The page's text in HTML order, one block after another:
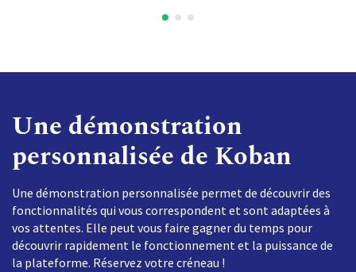
Une démonstration
personnalisée de Koban
Une démonstration personnalisée permet de découvrir des
fonctionnalités qui vous correspondent et sont adaptées à
vos attentes. Elle peut vous faire gagner du temps pour
découvrir rapidement le fonctionnement et la puissance de
la plateforme. Réservez votre créneau !